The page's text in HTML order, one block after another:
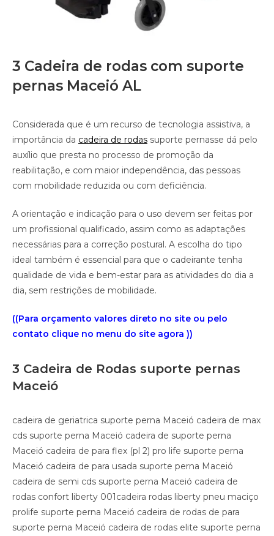
3 Cadeira de rodas com suporte
pernas Maceió AL
Considerada que é um recurso de tecnologia assistiva, a
importância da cadeira de rodas suporte pernasse dá pelo
auxílio que presta no processo de promoção da
reabilitação, e com maior independência, das pessoas
com mobilidade reduzida ou com deficiência.
A orientação e indicação para o uso devem ser feitas por
um profissional qualificado, assim como as adaptações
necessárias para a correção postural. A escolha do tipo
ideal também é essencial para que o cadeirante tenha
qualidade de vida e bem-estar para as atividades do dia a
dia, sem restrições de mobilidade.
((Para orçamento valores direto no site ou pelo
contato clique no menu do site agora ))
3 Cadeira de Rodas suporte pernas
Maceió
cadeira de geriatrica suporte perna Maceió cadeira de max
cds suporte perna Maceió cadeira de suporte perna
Maceió cadeira de para flex (pl 2) pro life suporte perna
Maceió cadeira de para usada suporte perna Maceió
cadeira de semi cds suporte perna Maceió cadeira de
rodas confort liberty 001cadeira rodas liberty pneu maciço
prolife suporte perna Maceió cadeira de rodas de para
suporte perna Maceió cadeira de rodas elite suporte perna